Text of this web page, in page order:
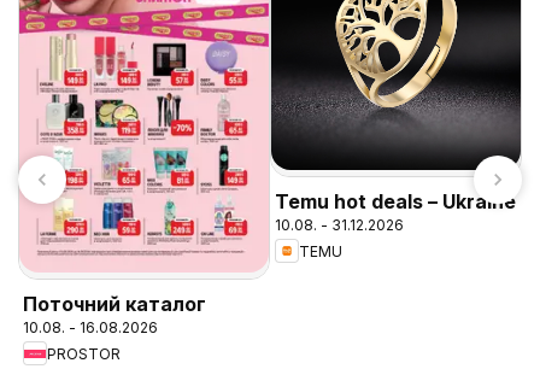
Поточний каталог
10.08. - 16.08.2026
PROSTOR
Temu hot deals – Ukraine
10.08. - 31.12.2026
TEMU